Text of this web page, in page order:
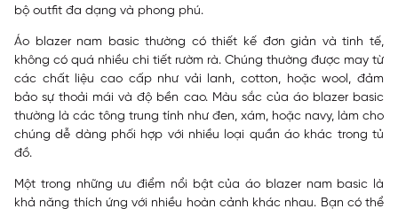
bộ outfit đa dạng và phong phú.
Áo blazer nam basic thường có thiết kế đơn giản và tinh tế,
không có quá nhiều chi tiết rườm rà. Chúng thường được may từ
các chất liệu cao cấp như vải lanh, cotton, hoặc wool, đảm
bảo sự thoải mái và độ bền cao. Màu sắc của áo blazer basic
thường là các tông trung tính như đen, xám, hoặc navy, làm cho
chúng dễ dàng phối hợp với nhiều loại quần áo khác trong tủ
đồ.
Một trong những ưu điểm nổi bật của áo blazer nam basic là
khả năng thích ứng với nhiều hoàn cảnh khác nhau. Bạn có thể